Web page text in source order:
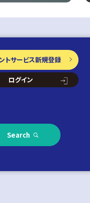
トサービス新規登録
ログイン
Search